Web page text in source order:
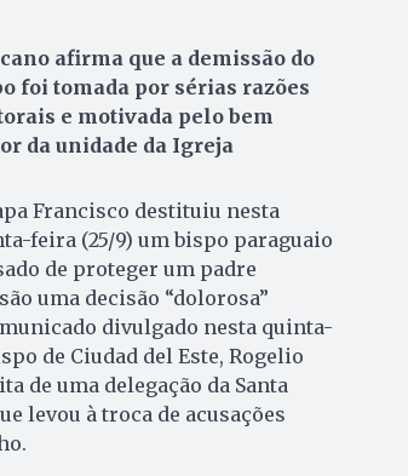
afirma que a demissão do
foi tomada por sérias razões
e motivada pelo bem
da unidade da Igreja
Francisco destituiu nesta
feira (25/9) um bispo paraguaio
de proteger um padre
uma decisão “dolorosa”
divulgado nesta quinta-
de Ciudad del Este, Rogelio
de uma delegação da Santa
levou à troca de acusações